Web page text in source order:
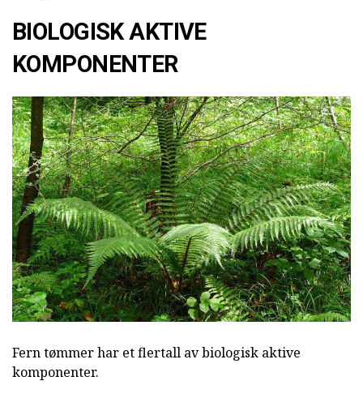
BIOLOGISK AKTIVE
KOMPONENTER
Fern tømmer har et flertall av biologisk aktive
komponenter.